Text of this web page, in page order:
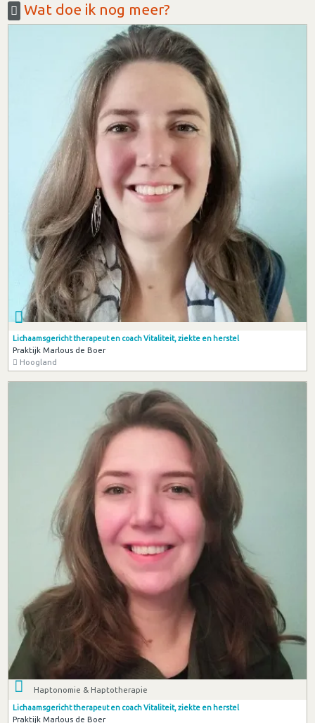
Wat doe ik nog meer?
Lichaamsgericht therapeut en coach Vitaliteit, ziekte en herstel
Praktijk Marlous de Boer
Hoogland
Haptonomie & Haptotherapie
Lichaamsgericht therapeut en coach Vitaliteit, ziekte en herstel
Praktijk Marlous de Boer